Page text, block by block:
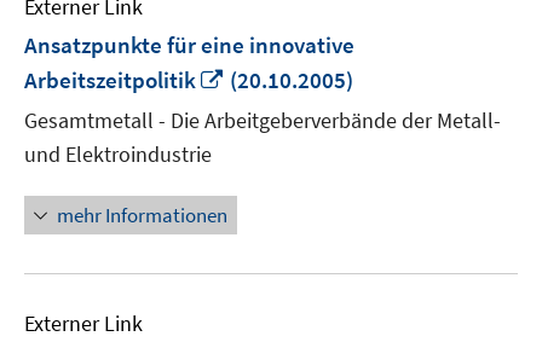
Externer Link
Ansatzpunkte für eine innovative
Arbeitszeitpolitik
In
neuem
Fenster
(20.10.2005)
Gesamtmetall - Die Arbeitgeberverbände der Metall-
und Elektroindustrie
mehr Informationen
Externer Link